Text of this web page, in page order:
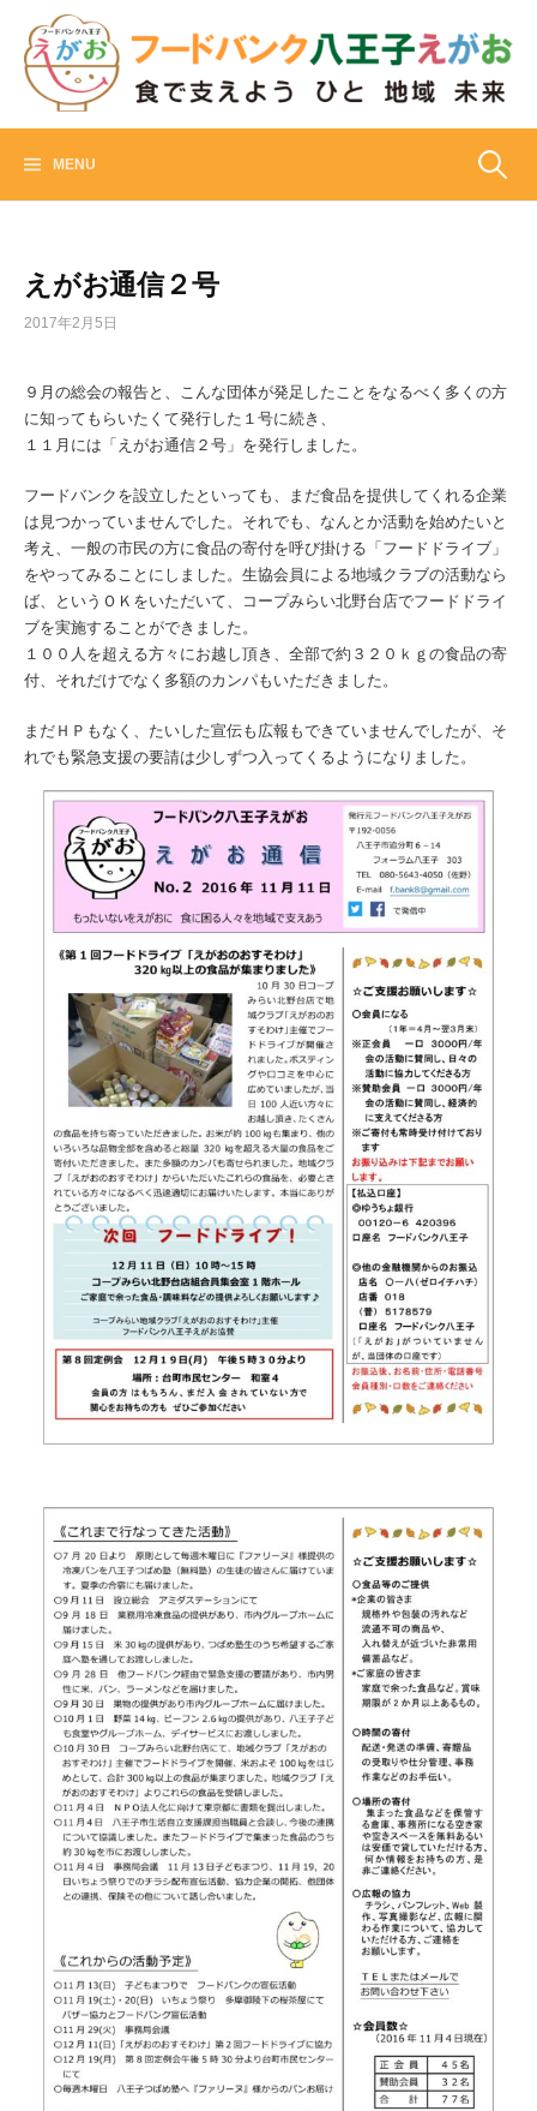
content
MENU 検
えがお通信２号
2017年2月5日
９月の総会の報告と、こんな団体が発足したことをなるべく多くの方
に知ってもらいたくて発行した１号に続き、
１１月には「えがお通信２号」を発行しました。
フードバンクを設立したといっても、まだ食品を提供してくれる企業
は見つかっていませんでした。それでも、なんとか活動を始めたいと
考え、一般の市民の方に食品の寄付を呼び掛ける「フードドライブ」
をやってみることにしました。生協会員による地域クラブの活動なら
ば、というＯＫをいただいて、コープみらい北野台店でフードドライ
ブを実施することができました。
１００人を超える方々にお越し頂き、全部で約３２０ｋｇの食品の寄
付、それだけでなく多額のカンパもいただきました。
まだＨＰもなく、たいした宣伝も広報もできていませんでしたが、そ
れでも緊急支援の要請は少しずつ入ってくるようになりました。